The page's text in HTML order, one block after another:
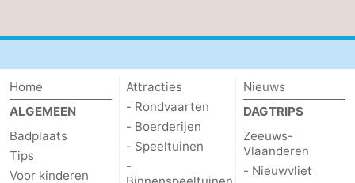
Zwin
Heist
Zeebrugge
-
Blankenberge
-
De
-
Home
ALGEMEEN
Badplaats
Tips
Voor kinderen
Attracties
- Rondvaarten
- Boerderijen
- Speeltuinen
-
Nieuws
DAGTRIPS
Zeeuws-
Vlaanderen
- Nieuwvliet